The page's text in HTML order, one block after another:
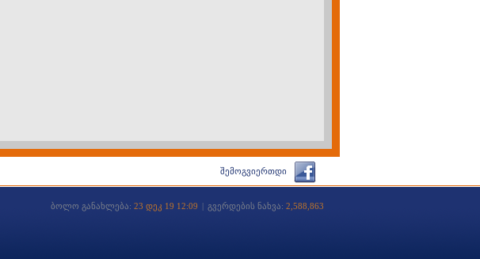
შემოგვიერთდი
ბოლო განახლება: 23 დეკ 19 12:09 | გვერდების ნახვა: 2,588,863